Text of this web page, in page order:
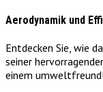
Aerodynamik und
Entdecken Sie, wie
seiner
einem